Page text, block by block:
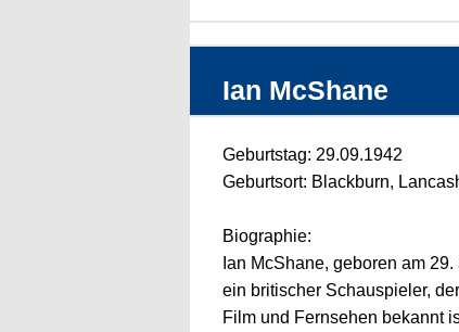
Ian McShane
Geburtstag: 29.09.1942
Geburtsort: Blackburn,
Biographie:
Ian McShane, geboren am
ein britischer Schauspieler,
Film und Fernsehen bekannt